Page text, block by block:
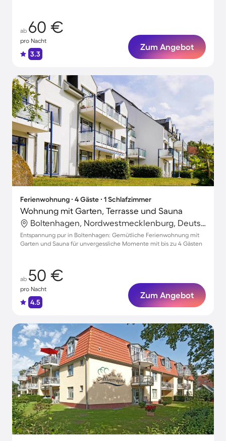
ab 60 €
pro Nacht
3.3
Zum Angebot
Ferienwohnung ∙ 4 Gäste ∙ 1 Schlafzimmer
Wohnung mit Garten, Terrasse und Sauna
Boltenhagen, Nordwestmecklenburg, Deutschland
Entspannung pur in Boltenhagen: Gemütliche Ferienwohnung mit
Garten und Sauna für unvergessliche Momente mit bis zu 4 Gästen
ab 50 €
pro Nacht
4.5
Zum Angebot